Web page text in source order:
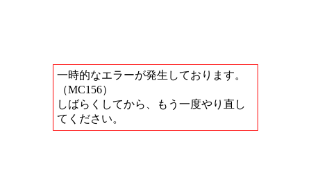
一時的なエラーが発生しております。
（MC156）
しばらくしてから、もう一度やり直し
てください。